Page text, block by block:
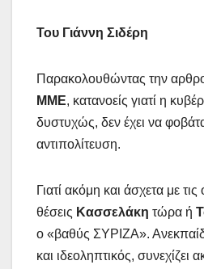
Του Γιάννη Σιδέρη
Παρακολουθώντας την
ΜΜΕ, κατανοείς γιατί η
δυστυχώς, δεν έχει να
αντιπολίτευση.
Γιατί ακόμη και άσχετα με τις
θέσεις Κασσελάκη τώρα ή
ο «βαθύς ΣΥΡΙΖΑ».
και ιδεοληπτικός, συνεχίζει